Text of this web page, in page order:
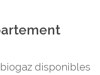
biogaz disponibles